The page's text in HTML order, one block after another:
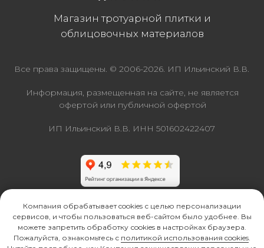
Компания обрабатывает cookies с целью персонализации
сервисов, и чтобы пользоваться веб-сайтом было удобнее. Вы
можете запретить обработку сookies в настройках браузера.
Пожалуйста, ознакомьтесь с политикой использования cookies.